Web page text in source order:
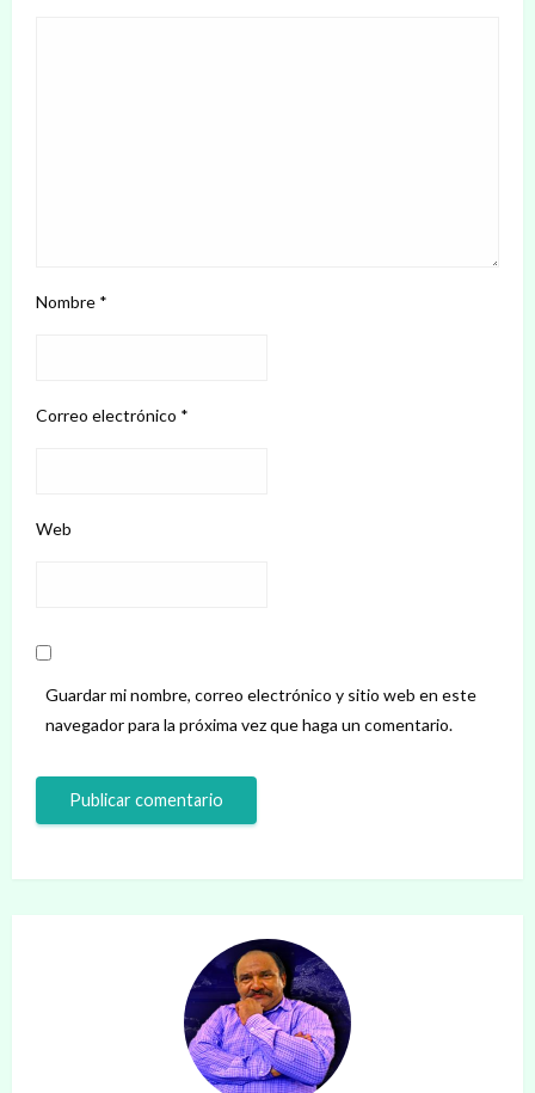
Nombre *
Correo electrónico *
Web
Guardar mi nombre, correo electrónico y sitio web en este
navegador para la próxima vez que haga un comentario.